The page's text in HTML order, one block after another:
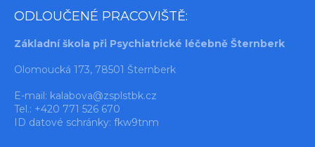
ODLOUČENÉ PRACOVIŠTĚ:
Základní škola při Psychiatrické léčebně Šternberk
Olomoucká 173, 78501 Šternberk
E-mail: kalabova@zsplstbk.cz
Tel.: +420 771 526 670
ID datové schránky: fkw9tnm